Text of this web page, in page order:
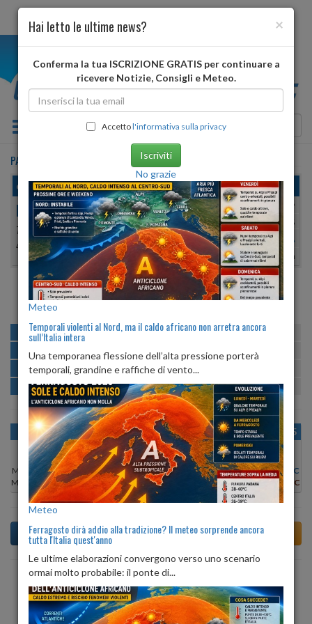
Toggle navigation
PAVIA
domenica, 09 agosto 2026
PAVIA
77 METRI S.L.M.
45º 11′ 07″ N 9º 09′ 45″ E
Min:28°| Max:
31°
Umidità55%- 62%
vento debole
Pioggia:0 mm| Neve: 0 mm
ALBA TRAMONTO
MATTINA min:21º max:27º U:60%
POMERIGGIO
SERA min:26º max:32º
NOTTE min:22º max:27º U:77%-85%
OGGI
Min:28°C
Max:
31°C
LUN 10
Min:28°C
Max:31°C
MAR 11
Min:28°C
Max:32°C
MER 12
Min:29°C
Max:31°C
GIO 13
Min:28°C
30°C
VEN 14
Min:27°C
Max:30°C
SAB 15
Min:27°C
Max:29°C
Previsioni del Tempo a Pavia di oggi
Meteo di oggi, domenica, 09 agosto 2026 a Pavia:
al mattino cielo prevalentemente sereno, il pomeriggio
×
Hai letto le ultime news?
Conferma la tua ISCRIZIONE GRATIS per continuare a
ricevere Notizie, Consigli e Meteo.
Accettol'informativa sulla privacy
Iscriviti
No grazie
Meteo
Temporali violenti al Nord, ma il caldo africano non arretra ancora
sull’Italia intera
Una temporanea flessione dell’alta pressione porterà
temporali, grandine e raffiche di vento...
Meteo
Ferragosto dirà addio alla tradizione? Il meteo sorprende ancora
tutta l'Italia quest'anno
Le ultime elaborazioni convergono verso uno scenario
ormai molto probabile: il ponte di...